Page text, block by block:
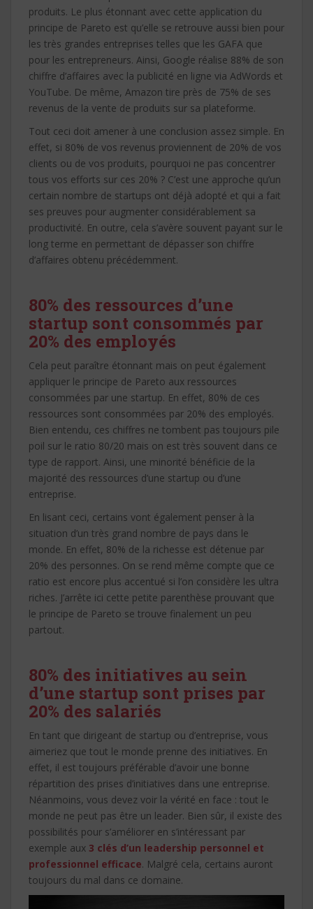
produits. Le plus étonnant avec cette application du
principe de Pareto est qu’elle se retrouve aussi bien pour
les très grandes entreprises telles que les GAFA que
pour les entrepreneurs. Ainsi, Google réalise 88% de son
chiffre d’affaires avec la publicité en ligne via AdWords et
YouTube. De même, Amazon tire près de 75% de ses
revenus de la vente de produits sur sa plateforme.
Tout ceci doit amener à une conclusion assez simple. En
effet, si 80% de vos revenus proviennent de 20% de vos
clients ou de vos produits, pourquoi ne pas concentrer
tous vos efforts sur ces 20% ? C’est une approche qu’un
certain nombre de startups ont déjà adopté et qui a fait
ses preuves pour augmenter considérablement sa
productivité. En outre, cela s’avère souvent payant sur le
long terme en permettant de dépasser son chiffre
d’affaires obtenu précédemment.
80% des ressources d’une
startup sont consommés par
20% des employés
Cela peut paraître étonnant mais on peut également
appliquer le principe de Pareto aux ressources
consommées par une startup. En effet, 80% de ces
ressources sont consommées par 20% des employés.
Bien entendu, ces chiffres ne tombent pas toujours pile
poil sur le ratio 80/20 mais on est très souvent dans ce
type de rapport. Ainsi, une minorité bénéficie de la
majorité des ressources d’une startup ou d’une
entreprise.
En lisant ceci, certains vont également penser à la
situation d’un très grand nombre de pays dans le
monde. En effet, 80% de la richesse est détenue par
20% des personnes. On se rend même compte que ce
ratio est encore plus accentué si l’on considère les ultra
riches. J’arrête ici cette petite parenthèse prouvant que
le principe de Pareto se trouve finalement un peu
partout.
80% des initiatives au sein
d’une startup sont prises par
20% des salariés
En tant que dirigeant de startup ou d’entreprise, vous
aimeriez que tout le monde prenne des initiatives. En
effet, il est toujours préférable d’avoir une bonne
répartition des prises d’initiatives dans une entreprise.
Néanmoins, vous devez voir la vérité en face : tout le
monde ne peut pas être un leader. Bien sûr, il existe des
possibilités pour s’améliorer en s’intéressant par
exemple aux 3 clés d’un leadership personnel et
professionnel efficace. Malgré cela, certains auront
toujours du mal dans ce domaine.